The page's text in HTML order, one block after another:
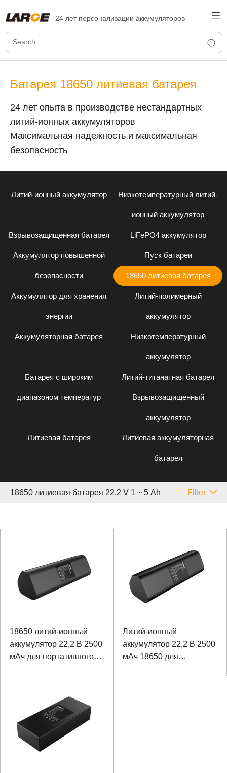
24 лет персонализации аккумуляторов
Батарея 18650 литиевая батарея
24 лет опыта в производстве нестандартных
литий-ионных аккумуляторов
Максимальная надежность и максимальная
безопасность
Литий-ионный аккумулятор Низкотемпературный литий-
ионный аккумулятор
Взрывозащищенная батарея LiFePO4 аккумулятор
Аккумулятор повышенной
безопасности
Пуск батареи
18650 литиевая батарея
Аккумулятор для хранения
энергии
Литий-полимерный
аккумулятор
Аккумуляторная батарея Низкотемпературный
аккумулятор
Батарея с широким
диапазоном температур
Литий-титанатная батарея
Взрывозащищенный
аккумулятор
Литиевая батарея Литиевая аккумуляторная
батарея
18650 литиевая батарея 22,2 V 1 ~ 5 Аh Filter
18650 литий-ионный
аккумулятор 22,2 В 2500
мАч для портативного
Литий-ионный
аккумулятор 22,2 В 2500
мАч 18650 для